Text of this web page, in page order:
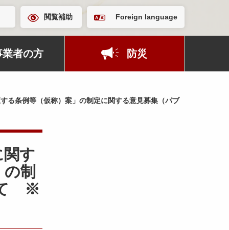
閲覧補助 Foreign language
業者の方 防災
る条例等（仮称）案」の制定に関する意見募集（パブ
関す
制
て ※